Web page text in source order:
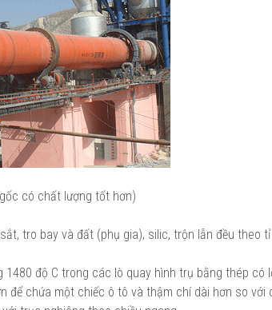
có chất lượng tốt hơn)
tro bay và đất (phụ gia), silic, trộn lẫn đều theo tỉ
độ C trong các lò quay hình trụ bằng thép có
để chứa một chiếc ô tô và thậm chí dài hơn so với